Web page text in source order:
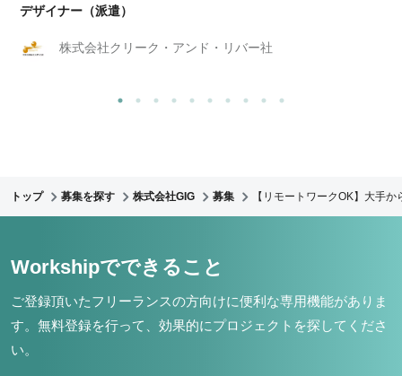
デザイナー（派遣）
株式会社クリーク・アンド・リバー社
トップ 募集を探す 株式会社GIG 募集 【リモートワークOK】大手
Workshipでできること
ご登録頂いたフリーランスの方向けに便利な専用機能がありま
す。 無料登録を行って、効果的にプロジェクトを探してくださ
い。